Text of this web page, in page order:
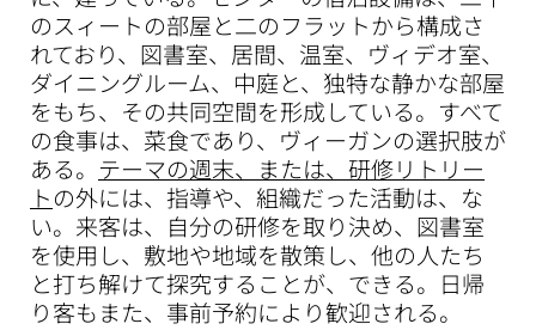
のスィートの部屋と二のフラットから構成さ
れており、図書室、居間、温室、ヴィデオ室、
ダイニングルーム、中庭と、独特な静かな部屋
をもち、その共同空間を形成している。すべて
の食事は、菜食であり、ヴィーガンの選択肢が
ある。 テーマの週末、または、研修リトリー
トの外には、指導や、組織だった活動は、な
い。来客は、自分の研修を取り決め、図書室
を使用し、敷地や地域を散策し、他の人たち
と打ち解けて探究することが、できる。日帰
り客もまた、事前予約により歓迎される。